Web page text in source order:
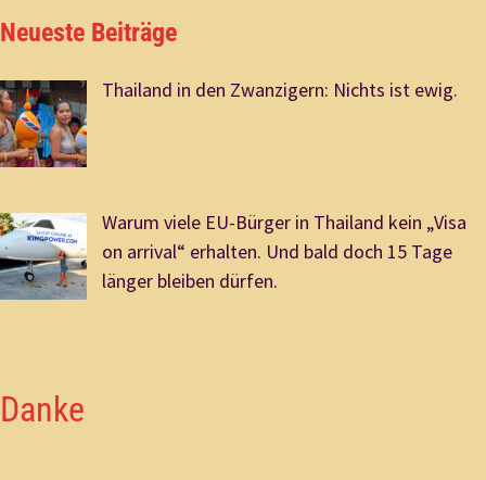
Neueste Beiträge
Thailand in den Zwanzigern: Nichts ist ewig.
Warum viele EU-Bürger in Thailand kein „Visa
on arrival“ erhalten. Und bald doch 15 Tage
länger bleiben dürfen.
Danke